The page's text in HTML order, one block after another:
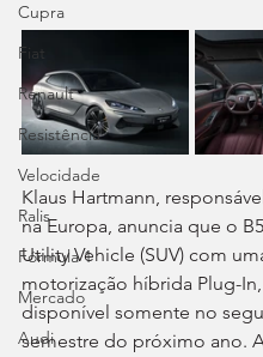
Cupra
Fiat
Renault
Resistência
Velocidade
Ralis
Fórmula 1
Mercado
Audi
Klaus Hartmann,
na Europa, anuncia que o
Utility Vehicle (SUV) com
motorização híbrida Plug-
disponível somente no
semestre do próximo ano.